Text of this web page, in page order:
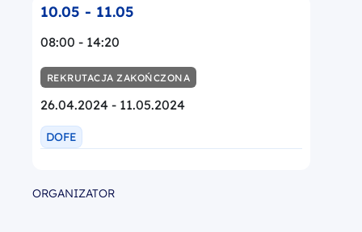
10.05 - 11.05
08:00 - 14:20
REKRUTACJA ZAKOŃCZONA
26.04.2024 - 11.05.2024
DOFE
ORGANIZATOR